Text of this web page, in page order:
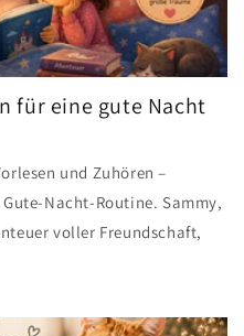
für eine gute Nacht
und Zuhören –
Nacht-Routine. Sammy,
voller Freundschaft,